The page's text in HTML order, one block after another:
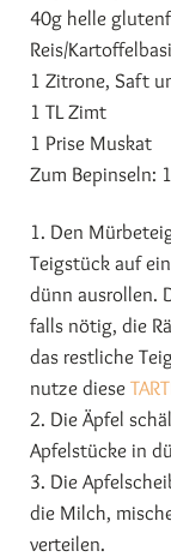
40g helle
Reis/
1 Zitrone, Saft
1 TL Zimt
1 Prise Muskat
Zum Bepinseln:
1. Den
Teigstück auf
dünn ausrollen.
falls nötig, die
das restliche
nutze diese
2. Die Äpfel
Apfelstücke in
3. Die
die Milch,
verteilen.